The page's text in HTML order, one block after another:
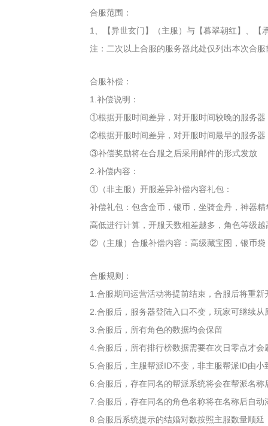
合服范围：
1、【异世玄门】（主服）与【暮翠朝红】、【
注：二次以上合服的服务器此处仅列出本次合
合服补偿：
1.补偿说明：
①根据开服时间差异，对开服时间较晚的服务
②根据开服时间差异，对开服时间最早的服务
③补偿奖励将在合服之后采用邮件的形式发放
2.补偿内容：
①（非主服）开服差异补偿内容礼包：
补偿礼包：包含金币，银币，坐骑金丹，神器
高低进行计算，开服天数相差越多，角色等级
②（主服）合服补偿内容：高级藏宝图，银币袋
合服规则：
1.合服期间运营活动将提前结束，合服后将重新
2.合服后，服务器登陆入口不变，玩家可继续从
3.合服后，所有角色的数据均会保留
4.合服后，所有排行榜数据需要在次日零点才
5.合服后，主服帮派ID不变，非主服帮派ID由
6.合服后，存在同名的帮派系统将会在帮派名
7.合服后，存在同名的角色名称将在名称后自
8.合服后系统提示的结婚对数按照主服数量顺延